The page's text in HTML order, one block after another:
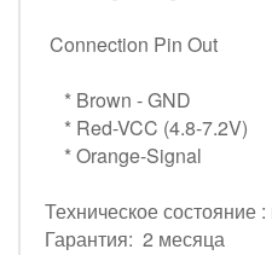
Connection Pin Out
* Brown - GND
* Red-VCC (4.8-7.2V)
* Orange-Signal
Техническое состояние
Гарантия: 2 месяца